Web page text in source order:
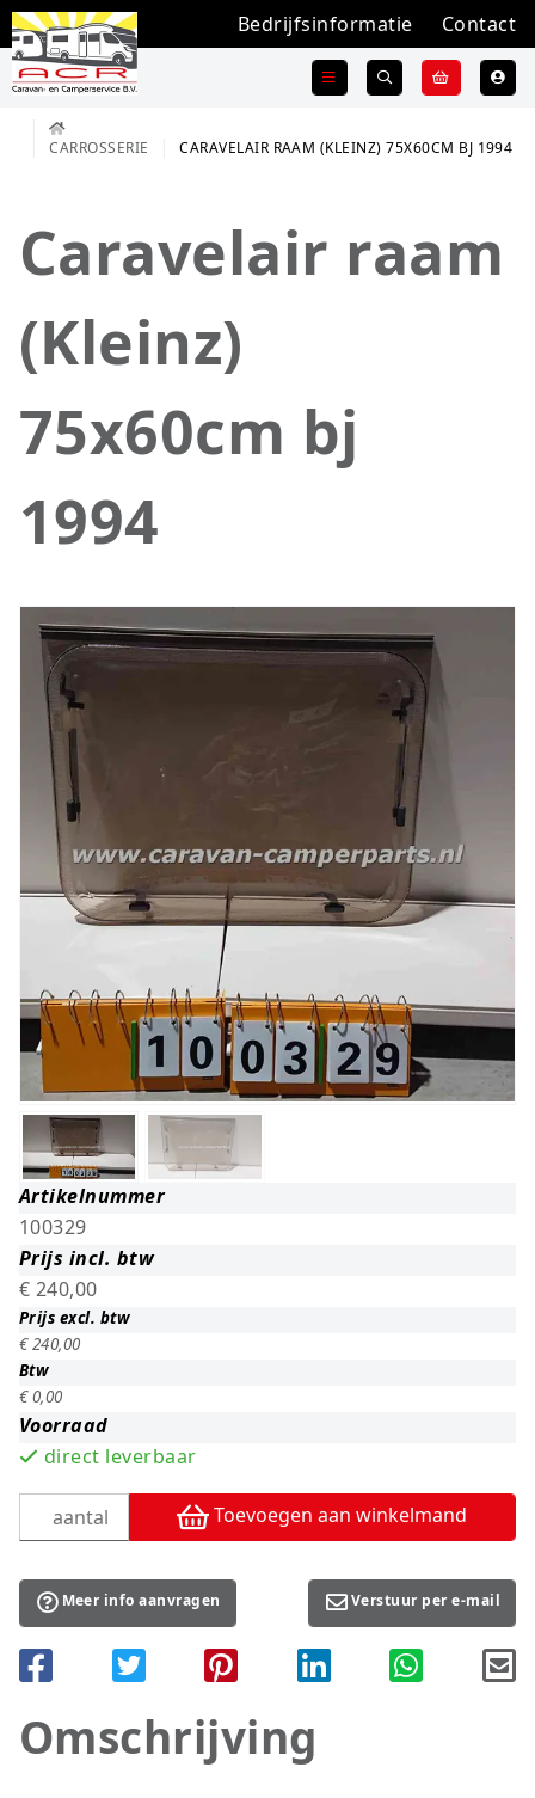
Bedrijfsinformatie Contact
CARROSSERIE CARAVELAIR RAAM (KLEINZ) 75X60CM BJ 1994
Caravelair raam
(Kleinz)
75x60cm bj
1994
Artikelnummer
100329
Prijs incl. btw
€ 240,00
Prijs excl. btw
€ 240,00
Btw
€ 0,00
Voorraad
direct leverbaar
Toevoegen aan winkelmand
Meer info aanvragen Verstuur per e-mail
Omschrijving